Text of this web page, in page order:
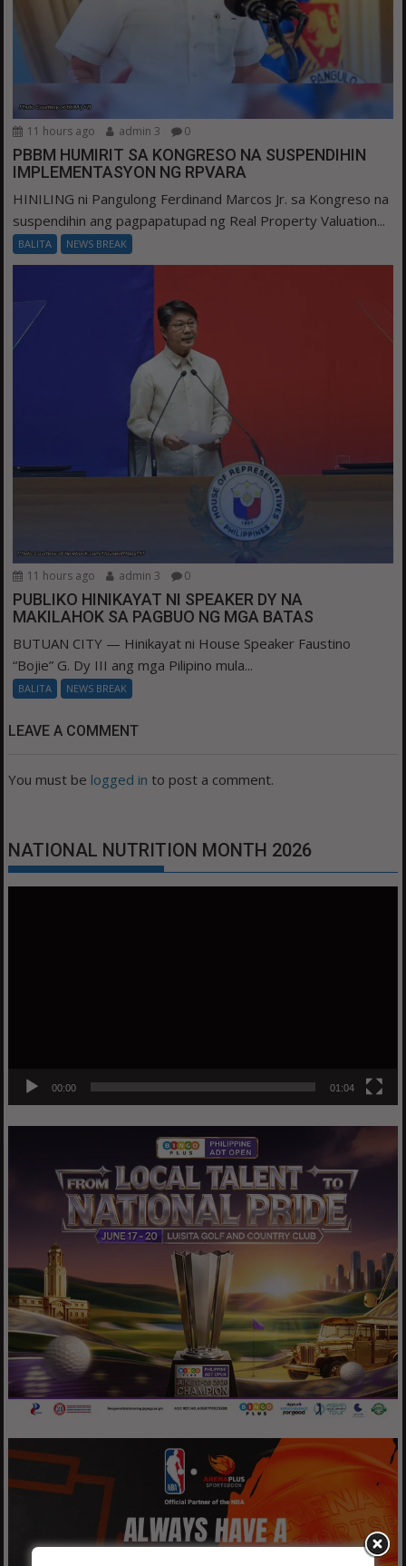
11 hours ago admin 3 0
PBBM HUMIRIT SA KONGRESO NA SUSPENDIHIN
IMPLEMENTASYON NG RPVARA
HINILING ni Pangulong Ferdinand Marcos Jr. sa Kongreso na
suspendihin ang pagpapatupad ng Real Property Valuation...
BALITA NEWS BREAK
11 hours ago admin 3 0
PUBLIKO HINIKAYAT NI SPEAKER DY NA
MAKILAHOK SA PAGBUO NG MGA BATAS
BUTUAN CITY — Hinikayat ni House Speaker Faustino
“Bojie” G. Dy III ang mga Pilipino mula...
BALITA NEWS BREAK
LEAVE A COMMENT
You must be logged in to post a comment.
NATIONAL NUTRITION MONTH 2026
00:00 01:04